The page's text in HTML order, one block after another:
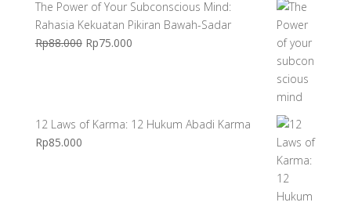
The Power of Your Subconscious Mind:
Rahasia Kekuatan Pikiran Bawah-Sadar
Rp88.000 Harga
Rp75.000Harga
12 Laws of Karma: 12 Hukum Abadi Karma
Rp85.000